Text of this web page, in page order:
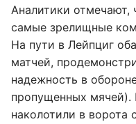
Аналитики отмечают,
самые зрелищные
На пути в Лейпциг
матчей,
надежность в
пропущенных
наколотили в ворота